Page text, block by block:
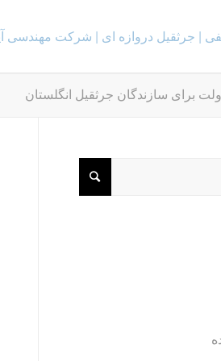
برای سازندگان جرثقیل انگلستان